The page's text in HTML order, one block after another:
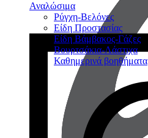
Αναλώσιμα
Ρύγχη-Βελόνες
Είδη Προστασίας
Είδη Βάμβακος-Γάζες
Βουρτσάκια-Λάστιχα
Καθημερινά βοηθήματα